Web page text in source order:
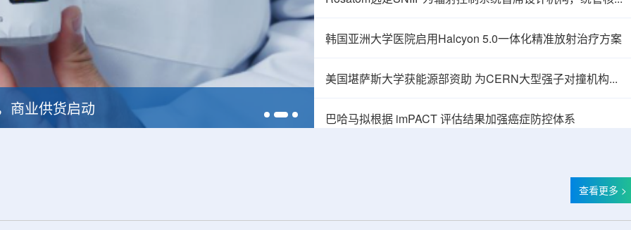
韩国亚洲大学医院启用Halcyon 5.0一体化精准放射治疗方案
美国堪萨斯大学获能源部资助 为CERN大型强子对撞机构建新一代探测器
巴哈马拟根据 imPACT 评估结果加强癌症防控体系
查看更多 >